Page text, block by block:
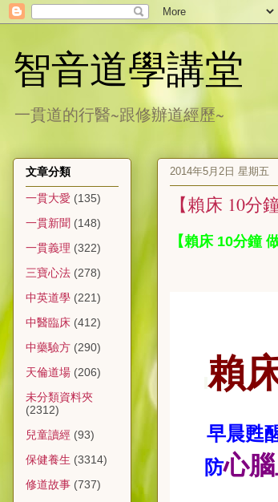
智音道學講堂
一貫道的行醫~跟修辦道經歷~
2014年5月2日 星期五
【賴床 10分
【賴床 10分鐘
賴
早晨甦
防心
文章分類
一貫大愛 (135)
一貫新聞 (148)
一貫義理 (322)
三寶心法 (278)
中英道學 (221)
中醫臨床 (412)
中藥驗方 (290)
天倫道場 (206)
未分類資料夾
(2312)
兒童讀經 (93)
保健養生 (3314)
修道故事 (737)